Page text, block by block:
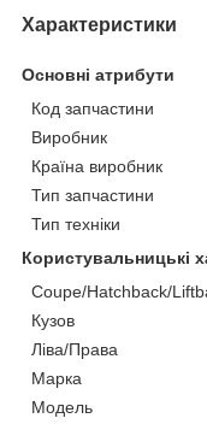
Характеристики
Основні атрибути
Код запчастини
Виробник
Країна виробник
Тип запчастини
Тип техніки
Користувальницькі
Coupe/Hatchback/
Кузов
Ліва/Права
Марка
Мoдель